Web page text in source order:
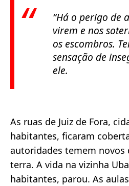
“Há o perigo de
virem e nos
os escombros.
sensação de
ele.
As ruas de Juiz de Fora,
habitantes, ficaram
autoridades temem novos
terra. A vida na vizinha
habitantes, parou. As